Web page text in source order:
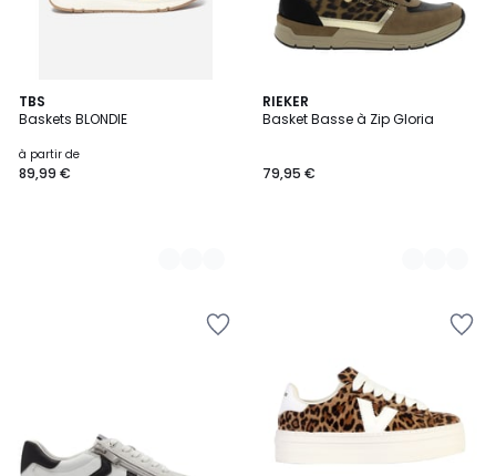
TBS
Baskets BLONDIE
à partir de
89,99 €
3
Couleurs
RIEKER
Basket Basse à Zip Gloria
79,95 €
5
Couleurs